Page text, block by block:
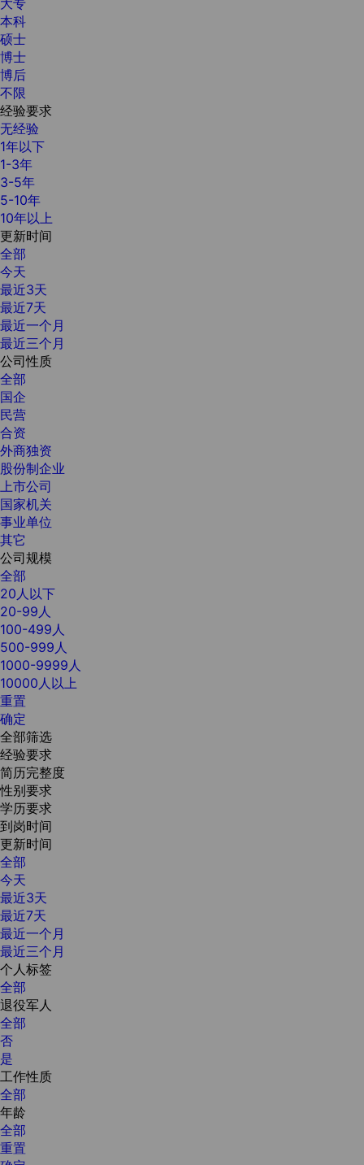
本科
硕士
博士
博后
不限
经验要求
无经验
1年以下
1-3年
3-5年
5-10年
10年以上
更新时间
全部
今天
最近3天
最近7天
最近一个月
最近三个月
公司性质
全部
国企
民营
合资
外商独资
股份制企业
上市公司
国家机关
事业单位
其它
公司规模
全部
20人以下
20-99人
100-499人
500-999人
1000-9999人
10000人以上
重置
确定
全部筛选
经验要求
简历完整度
性别要求
学历要求
到岗时间
更新时间
全部
今天
最近3天
最近7天
最近一个月
最近三个月
个人标签
全部
退役军人
全部
否
是
工作性质
全部
年龄
全部
重置